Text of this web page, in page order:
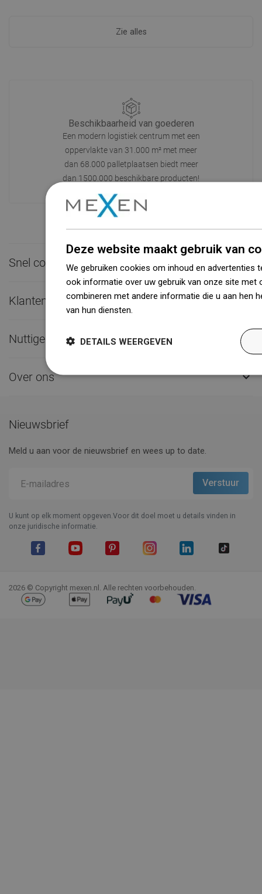
Zie alles
Beschikbaarheid van goederen
Een modern logistiek centrum met een
oppervlakte van 31.000 m² met meer
dan 68.000 palletplaatsen biedt meer
dan 1500.000 beschikbare producten!
Snel contact 
Klantenservice 
Nuttige links 
Over ons 
Nieuwsbrief
Meld u aan voor de nieuwsbrief en wees up to date.
U kunt op elk moment opgeven.Voor dit doel moet u details vinden in
onze juridische informatie.
2026 © Copyright mexen.nl. Alle rechten voorbehouden.
Deze website maakt gebruik van
We gebruiken cookies om inhoud en advertenties
ook informatie over uw gebruik van onze site met
combineren met andere informatie die u aan hen
van hun diensten.
DETAILS WEERGEVEN